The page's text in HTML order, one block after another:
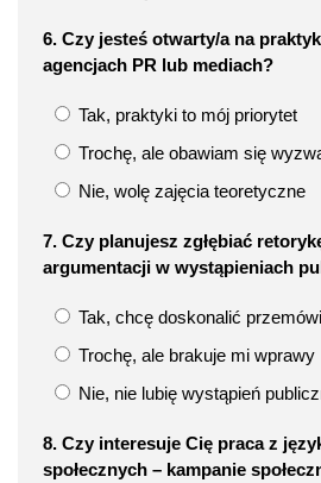
6. Czy jesteś otwarty/a na
agencjach PR lub mediach?
Tak, praktyki to mój priorytet
Trochę, ale obawiam się
Nie, wolę zajęcia teoretyczne
7. Czy planujesz zgłębiać
argumentacji w wystąpieniach
Tak, chcę doskonalić
Trochę, ale brakuje mi wprawy
Nie, nie lubię wystąpień
8. Czy interesuje Cię praca z
społecznych – kampanie